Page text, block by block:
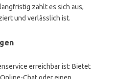
zahlt es sich aus,
und verlässlich ist.
erreichbar ist: Bietet